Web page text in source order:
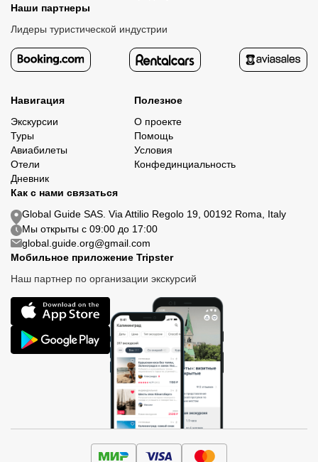
Наши партнеры
Лидеры туристической индустрии
Навигация
Экскурсии
Туры
Авиабилеты
Отели
Дневник
Полезное
О проекте
Помощь
Условия
Конфединциальность
Как с нами связаться
Global Guide SAS. Via Attilio Regolo 19, 00192 Roma, Italy
Мы открыты с 09:00 до 17:00
global.guide.org@gmail.com
Мобильное приложение Tripster
Наш партнер по организации экскурсий